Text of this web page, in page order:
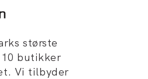
største
butikker
Vi tilbyder